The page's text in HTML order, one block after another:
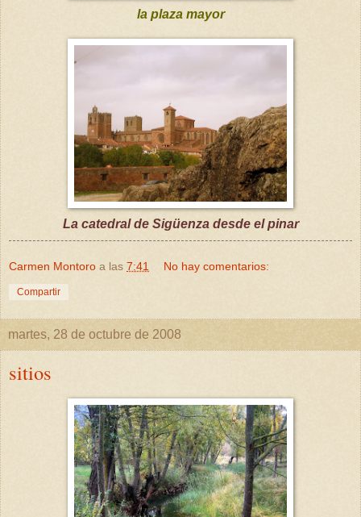
la plaza mayor
La catedral de Sigüenza desde el pinar
Carmen Montoro a las 7:41 No hay comentarios:
Compartir
martes, 28 de octubre de 2008
sitios